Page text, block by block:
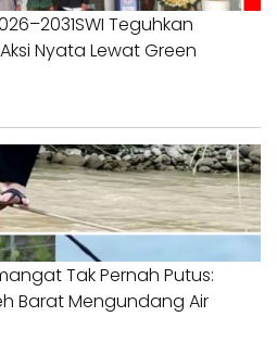
Teguhkan
Nyata Lewat Green
Tak Pernah Putus:
Barat Mengundang Air